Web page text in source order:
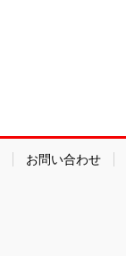
お問い合わせ